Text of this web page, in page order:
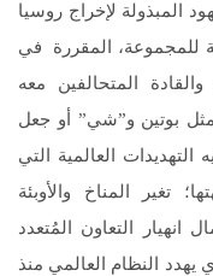
المبذولة لإخراج روسيا
للمجموعة، المقررة في
المتحالفين معه
مثل بوتين و”شي” أو جعل
العالمية التي
تغير المناخ والأوبئة
انهيار التعاون المُتعدد
يهدد النظام العالمي منذ